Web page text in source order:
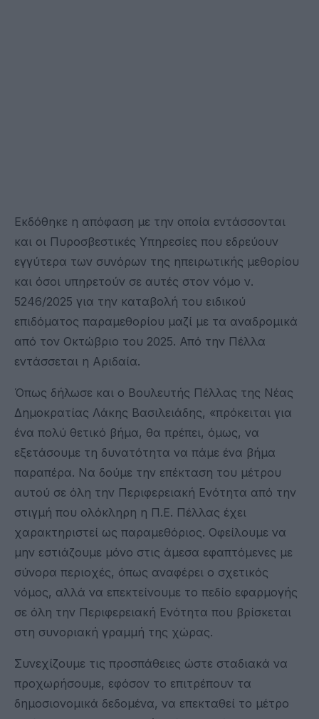
Εκδόθηκε η απόφαση με την οποία εντάσσονται
και οι Πυροσβεστικές Υπηρεσίες που εδρεύουν
εγγύτερα των συνόρων της ηπειρωτικής μεθορίου
και όσοι υπηρετούν σε αυτές στον νόμο ν.
5246/2025 για την καταβολή του ειδικού
επιδόματος παραμεθορίου μαζί με τα αναδρομικά
από τον Οκτώβριο του 2025. Από την Πέλλα
εντάσσεται η Αριδαία.
Όπως δήλωσε και ο Βουλευτής Πέλλας της Νέας
Δημοκρατίας Λάκης Βασιλειάδης, «πρόκειται για
ένα πολύ θετικό βήμα, θα πρέπει, όμως, να
εξετάσουμε τη δυνατότητα να πάμε ένα βήμα
παραπέρα. Να δούμε την επέκταση του μέτρου
αυτού σε όλη την Περιφερειακή Ενότητα από την
στιγμή που ολόκληρη η Π.Ε. Πέλλας έχει
χαρακτηριστεί ως παραμεθόριος. Οφείλουμε να
μην εστιάζουμε μόνο στις άμεσα εφαπτόμενες με
σύνορα περιοχές, όπως αναφέρει ο σχετικός
νόμος, αλλά να επεκτείνουμε το πεδίο εφαρμογής
σε όλη την Περιφερειακή Ενότητα που βρίσκεται
στη συνοριακή γραμμή της χώρας.
Συνεχίζουμε τις προσπάθειες ώστε σταδιακά να
προχωρήσουμε, εφόσον το επιτρέπουν τα
δημοσιονομικά δεδομένα, να επεκταθεί το μέτρο